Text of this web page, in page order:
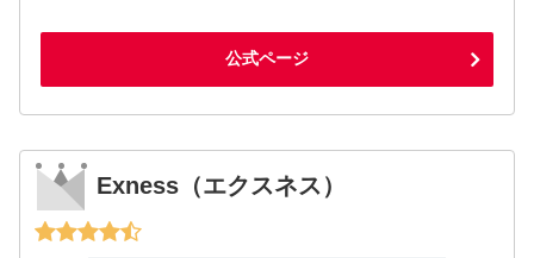
公式ページ
Exness（エクスネス）